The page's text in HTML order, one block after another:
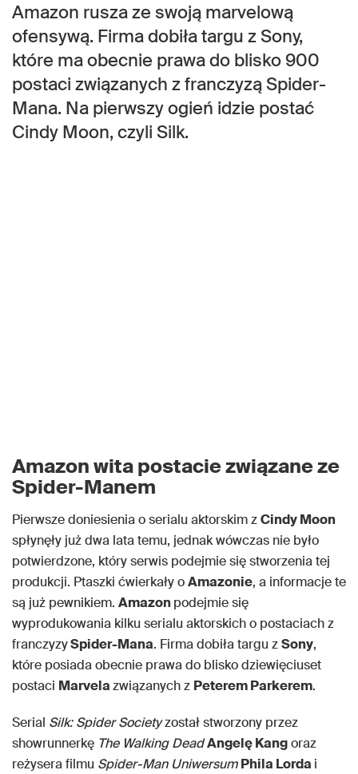
Amazon rusza ze swoją marvelową
ofensywą. Firma dobiła targu z Sony,
które ma obecnie prawa do blisko 900
postaci związanych z franczyzą Spider-
Mana. Na pierwszy ogień idzie postać
Cindy Moon, czyli Silk.
Amazon wita postacie związane ze
Spider-Manem
Pierwsze doniesienia o serialu aktorskim zCindy Moon
spłynęły już dwa lata temu, jednak wówczas nie było
potwierdzone, który serwis podejmie się stworzenia tej
produkcji. Ptaszki ćwierkały oAmazonie, a informacje te
są już pewnikiem. Amazonpodejmie się
wyprodukowania kilku serialu aktorskich o postaciach z
franczyzySpider-Mana. Firma dobiła targu zSony,
które posiada obecnie prawa do blisko dziewięciuset
postaci Marvelazwiązanych z Peterem Parkerem.
Serial Silk: Spider Societyzostał stworzony przez
showrunnerkę The Walking DeadAngelę Kangoraz
reżysera filmu Spider-Man Uniwersum Phila Lorda i